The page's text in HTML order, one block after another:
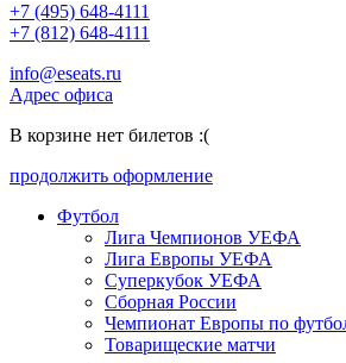
+7 (495) 648-4111
+7 (812) 648-4111
info@eseats.ru
Адрес офиса
В корзине нет билетов :(
продолжить оформление
Футбол
Лига Чемпионов УЕФА
Лига Европы УЕФА
Суперкубок УЕФА
Сборная России
Чемпионат Европы по
Товарищеские матчи